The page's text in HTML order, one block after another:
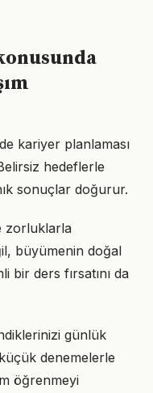
kariyer planlaması
hedeflerle
sonuçlar doğurur.
zorluklarla
büyümenin doğal
bir ders fırsatını da
günlük
denemelerle
öğrenmeyi